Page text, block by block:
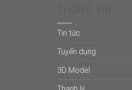
Tin tức
Tuyển dụng
3D Model